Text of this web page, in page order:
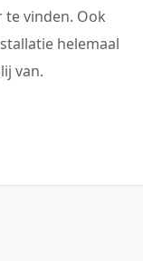
vinden. Ook
helemaal
van.